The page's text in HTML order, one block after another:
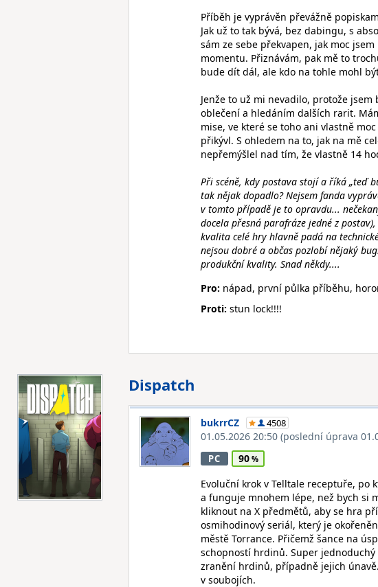
Příběh je vyprávěn převážně
Jak už to tak bývá, bez dabingu, s
sám ze sebe překvapen, jak moc
momentu. Přiznávám, pak mě to
bude dít dál, ale kdo na tohle mohl
Jenže to už mi nevadilo, protože
oblečení a hledáním dalších rarit.
mise, ve které se toho ani vlastně
přikývl. S ohledem na to, jak na mě
nepřemýšlel nad tím, že vlastně 14
Při scéně, kdy postava stojí a říká „teď
tak nějak dopadlo? Nejsem fanda
v tomto případě je to opravdu...
docela přesná parafráze jedné z
kvalita celé hry hlavně padá na
nejsou dobré a občas pozlobí nějaký
produkční kvality. Snad někdy....
Pro: nápad, první půlka příběhu,
Proti: stun lock!!!!
Dispatch
bukrrCZ 4508
01.05.2026 20:50 (poslední úprava
PC
90
Evoluční krok v Telltale receptuře, po
a funguje mnohem lépe, než bych si
kliknout na X předmětů, aby se hra
osmihodinový seriál, který je
městě Torrance. Přičemž šance na
schopností hrdinů. Super
zranění hrdinů, případně jejich
v soubojích.